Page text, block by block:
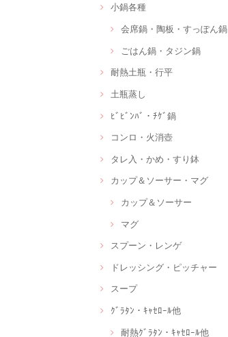
小鍋各種
会席鍋・陶板・すっぽん鍋
ごはん鍋・タジン鍋
耐熱土瓶・行平
土瓶蒸し
ﾋﾞﾋﾞﾝﾊﾞ・ﾁｹﾞ鍋
コンロ・火消壺
タレ入・かめ・すり鉢
カップ＆ソーサー・マグ
カップ＆ソーサー
マグ
スプーン・レンゲ
ドレッシング・ピッチャー
スープ
ｸﾞﾗﾀﾝ・ｷｬｾﾛｰﾙ他
耐熱ｸﾞﾗﾀﾝ・ｷｬｾﾛｰﾙ他